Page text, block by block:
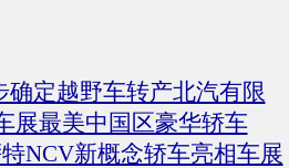
确定越野车转产北汽有限
展最美中国区豪华轿车
NCV新概念轿车亮相车展